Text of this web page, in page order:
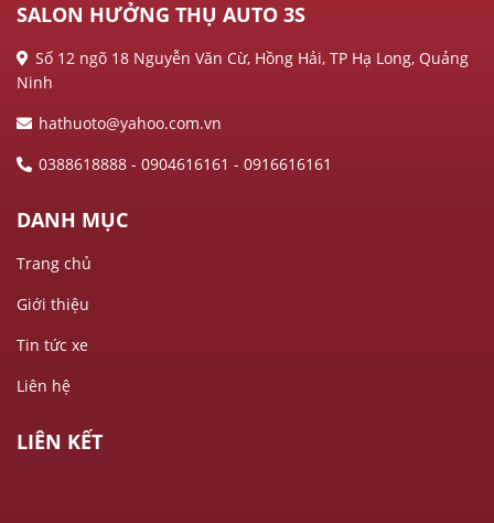
SALON HƯỞNG THỤ AUTO 3S
Số 12 ngõ 18 Nguyễn Văn Cừ, Hồng Hải, TP Hạ Long, Quảng
Ninh
hathuoto@yahoo.com.vn
0388618888 - 0904616161 - 0916616161
DANH MỤC
Trang chủ
Giới thiệu
Tin tức xe
Liên hệ
LIÊN KẾT